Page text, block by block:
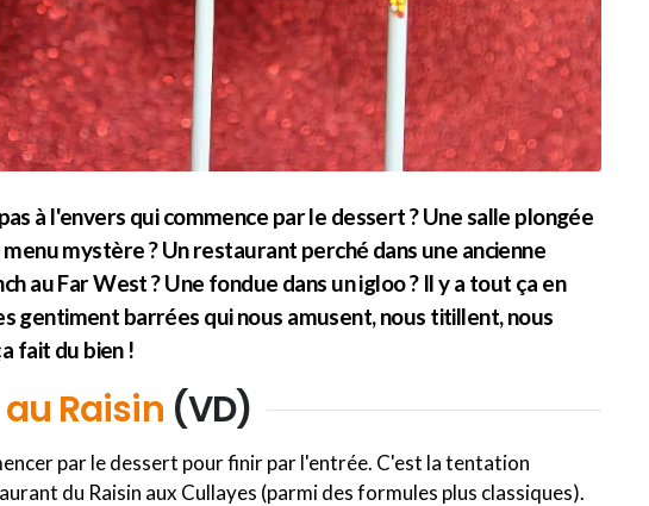
à l'envers qui commence par le dessert ? Une salle plongée
mystère ? Un restaurant perché dans une ancienne
au Far West ? Une fondue dans un igloo ? Il y a tout ça en
gentiment barrées qui nous amusent, nous titillent, nous
fait du bien !
au Raisin (VD)
par le dessert pour finir par l'entrée. C'est la tentation
du Raisin aux Cullayes (parmi des formules plus classiques).